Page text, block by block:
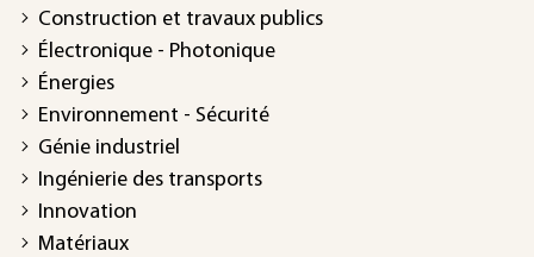
Construction et travaux publics
Électronique - Photonique
Énergies
Environnement - Sécurité
Génie industriel
Ingénierie des transports
Innovation
Matériaux